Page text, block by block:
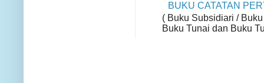
BUKU CATATAN
( Buku Subsidiari /
Buku Tunai dan Buku